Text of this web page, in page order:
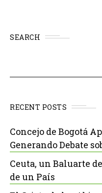
SEARCH
RECENT POSTS
Concejo de Bogotá
Generando Debate
Ceuta, un Baluarte
de un País